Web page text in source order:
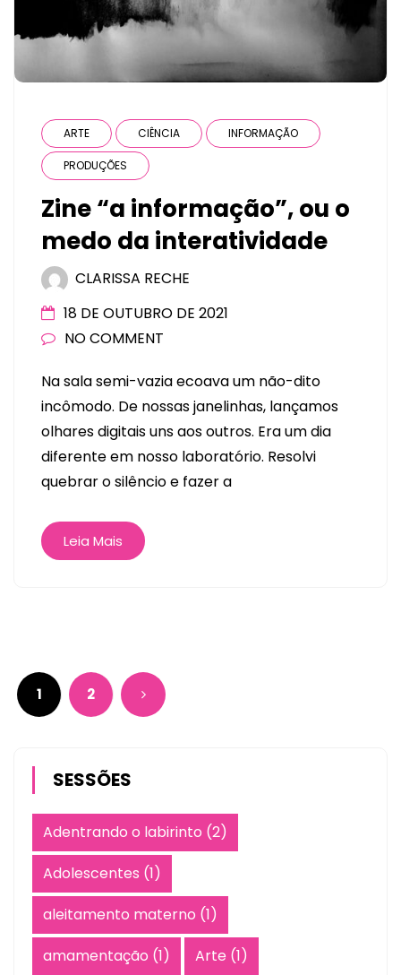
ARTE CIÊNCIA INFORMAÇÃO
PRODUÇÕES
Zine “a informação”, ou o
medo da interatividade
CLARISSA RECHE
18 DE OUTUBRO DE 2021
NO COMMENT
Na sala semi-vazia ecoava um não-dito
incômodo. De nossas janelinhas, lançamos
olhares digitais uns aos outros. Era um dia
diferente em nosso laboratório. Resolvi
quebrar o silêncio e fazer a
Leia Mais
1 2
SESSÕES
Adentrando o labirinto (2)
Adolescentes (1)
aleitamento materno (1)
amamentação (1) Arte (1)